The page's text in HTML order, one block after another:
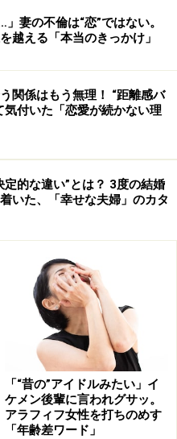
躍する“奉公人”
だけの“お殿様”
最新の内容をご確認くださ
次のページへ
」妻の不倫は“恋”ではない。
越える「本当のきっかけ」
関係はもう無理！ “距離感バ
気付いた「恋愛が続かない理
定的な違い”とは？ 3度の結婚
いた、「幸せな夫婦」のカタ
「“昔の”アイドルみたい」イ
ケメン後輩に言われグサッ。
アラフィフ女性を打ちのめす
「年齢差ワード」